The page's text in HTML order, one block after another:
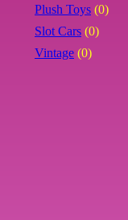
Plush Toys (0)
Slot Cars (0)
Vintage (0)